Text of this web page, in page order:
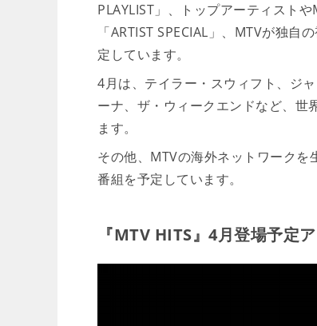
PLAYLIST」、トップアーティスト
「ARTIST SPECIAL」、MTVが独
定しています。
4月は、テイラー・スウィフト、ジ
ーナ、ザ・ウィークエンドなど、世
ます。
その他、MTVの海外ネットワーク
番組を予定しています。
『MTV HITS』4月登場予定